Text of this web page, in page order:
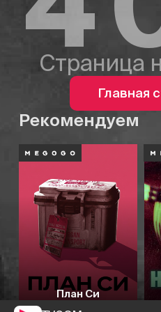
Страница
Главная
Рекомендуем
План Си